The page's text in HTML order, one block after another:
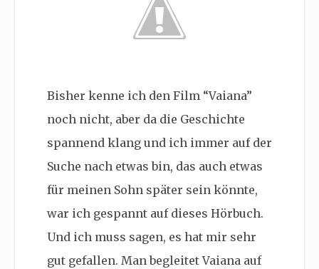
Bisher kenne ich den Film “Vaiana”
noch nicht, aber da die Geschichte
spannend klang und ich immer auf der
Suche nach etwas bin, das auch etwas
für meinen Sohn später sein könnte,
war ich gespannt auf dieses Hörbuch.
Und ich muss sagen, es hat mir sehr
gut gefallen. Man begleitet Vaiana auf